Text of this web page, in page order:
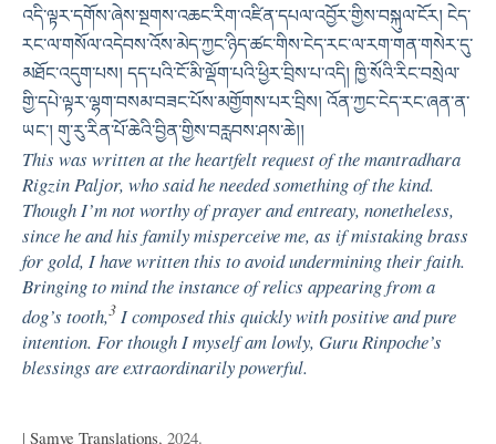
འདི་ལྟར་དགོས་ཞེས་སྔགས་འཆང་རིག་འཛིན་དཔལ་འབྱོར་གྱིས་བསྐུལ་ངོར། ངེད་
རང་ལ་གསོལ་འདེབས་འོས་མེད་ཀྱང་ཉིད་ཚང་གིས་ངེད་རང་ལ་རག་གན་གསེར་དུ་
མཐོང་འདུག་པས། དད་པའི་ངོ་མི་ལྡོག་པའི་ཕྱིར་བྲིས་པ་འདི། ཁྱི་སོའི་རིང་བསྲེལ་
གྱི་དཔེ་ལྟར་ལྷག་བསམ་བཟང་པོས་མགྱོགས་པར་བྲིས། འོན་ཀྱང་ངེད་རང་ཞན་ན་
ཡང་། གུ་རུ་རིན་པོ་ཆེའི་བྱིན་གྱིས་བརླབས་ཤས་ཆེ།།
This was written at the heartfelt request of the mantradhara
Rigzin Paljor, who said he needed something of the kind.
Though I’m not worthy of prayer and entreaty, nonetheless,
since he and his family misperceive me, as if mistaking brass
for gold, I have written this to avoid undermining their faith.
Bringing to mind the instance of relics appearing from a
dog’s tooth,3 I composed this quickly with positive and pure
intention. For though I myself am lowly, Guru Rinpoche’s
blessings are extraordinarily powerful.
| Samye Translations, 2024.